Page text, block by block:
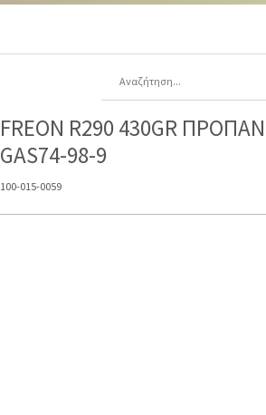
FREON R290 430GR
GAS74-98-9
100-015-0059